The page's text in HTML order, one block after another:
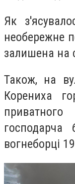
Як
необережне
залишена на
Також, на
Корениха
господарча
вогнеборці